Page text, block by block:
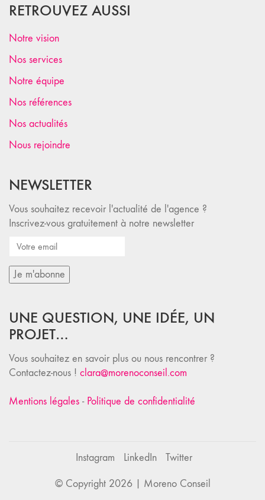
RETROUVEZ AUSSI
Notre vision
Nos services
Notre équipe
Nos références
Nos actualités
Nous rejoindre
NEWSLETTER
Vous souhaitez recevoir l'actualité de l'agence ?
Inscrivez-vous gratuitement à notre newsletter
UNE QUESTION, UNE IDÉE, UN
PROJET…
Vous souhaitez en savoir plus ou nous rencontrer ?
Contactez-nous ! clara@morenoconseil.com
Mentions légales - Politique de confidentialité
Instagram LinkedIn Twitter
© Copyright 2026 | Moreno Conseil